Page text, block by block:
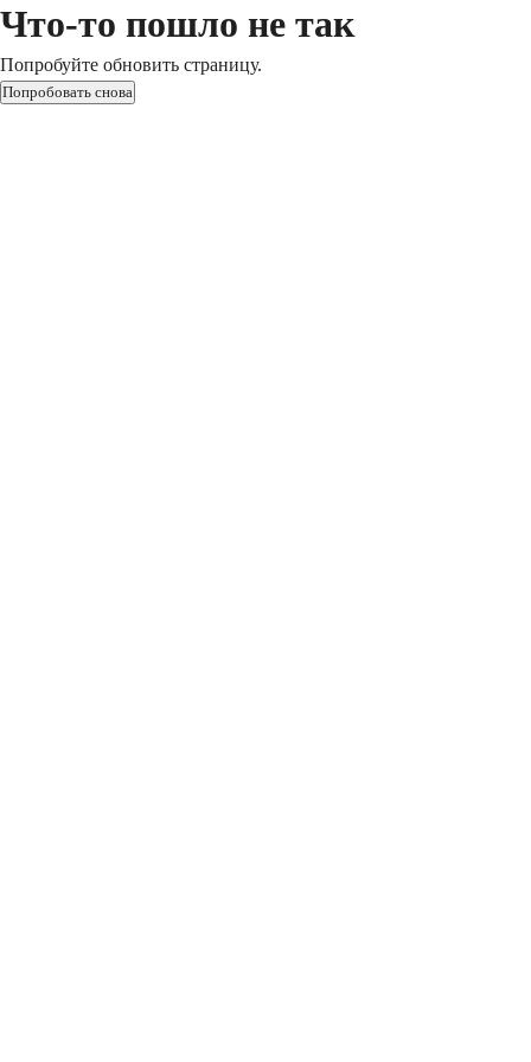
Что-то пошло не так
Попробуйте обновить страницу.
Попробовать снова